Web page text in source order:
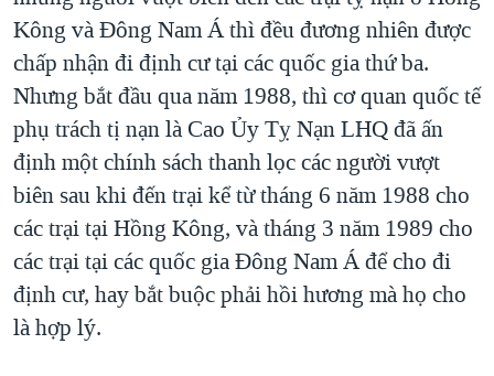
Kông và Đông Nam Á thì đều đương nhiên được
chấp nhận đi định cư tại các quốc gia thứ ba.
Nhưng bắt đầu qua năm 1988, thì cơ quan quốc tế
phụ trách tị nạn là Cao Ủy Tỵ Nạn LHQ đã ấn
định một chính sách thanh lọc các người vượt
biên sau khi đến trại kể từ tháng 6 năm 1988 cho
các trại tại Hồng Kông, và tháng 3 năm 1989 cho
các trại tại các quốc gia Đông Nam Á để cho đi
định cư, hay bắt buộc phải hồi hương mà họ cho
là hợp lý.